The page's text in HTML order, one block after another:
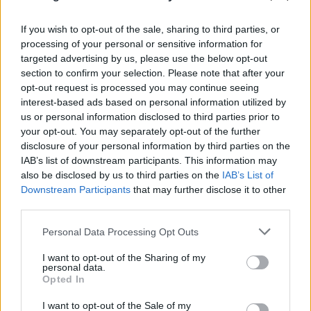
If you wish to opt-out of the sale, sharing to third parties, or
processing of your personal or sensitive information for
targeted advertising by us, please use the below opt-out
section to confirm your selection. Please note that after your
opt-out request is processed you may continue seeing
interest-based ads based on personal information utilized by
us or personal information disclosed to third parties prior to
your opt-out. You may separately opt-out of the further
disclosure of your personal information by third parties on the
IAB’s list of downstream participants. This information may
also be disclosed by us to third parties on the IAB’s List of
Downstream Participants that may further disclose it to other
Please note that this website/app uses one or more Google
not limited to your visit or usage behaviour. You may click to
grant or deny consent to Google and its third-party tags to
use your data for below specified purposes in below Google
consent section.
Personal Data Processing Opt Outs
I want to opt-out of the Sharing of my
personal data.
Opted In
I want to opt-out of the Sale of my
07.08.2026 ΓΙΏΡΓΟΣ ΓΕΩΡΓΑΚΌΠΟΥΛΟΣ